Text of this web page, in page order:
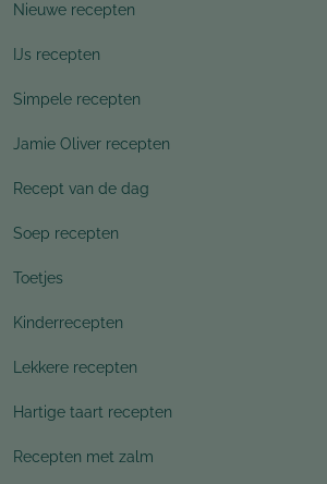
Nieuwe recepten
IJs recepten
Simpele recepten
Jamie Oliver recepten
Recept van de dag
Soep recepten
Toetjes
Kinderrecepten
Lekkere recepten
Hartige taart recepten
Recepten met zalm